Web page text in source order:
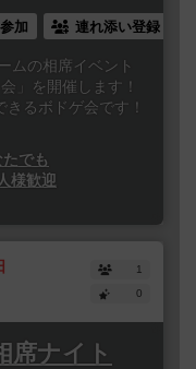
加 連れ添い登録
ムの相席イベント
」を開催します！
るボドゲ会です！
でも
様歓迎
1
0
席ナイト